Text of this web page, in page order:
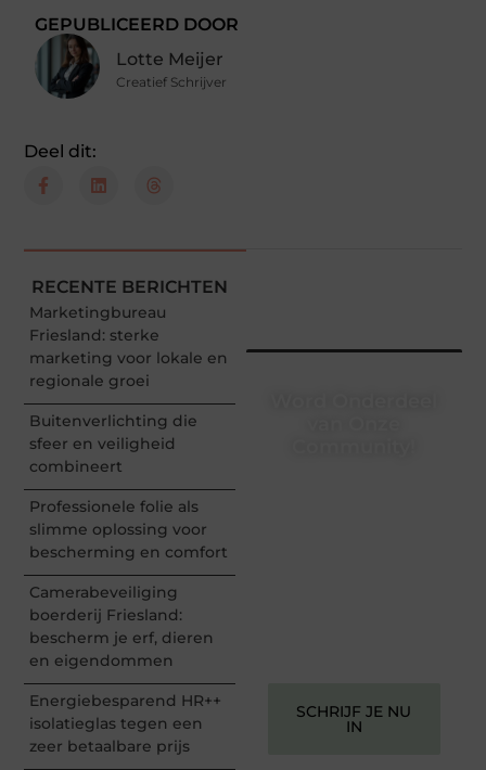
GEPUBLICEERD DOOR
Lotte Meijer
Creatief Schrijver
Deel dit:
RECENTE BERICHTEN
Marketingbureau
Friesland: sterke
marketing voor lokale en
regionale groei
Buitenverlichting die
sfeer en veiligheid
combineert
Professionele folie als
slimme oplossing voor
bescherming en comfort
Camerabeveiliging
boerderij Friesland:
bescherm je erf, dieren
en eigendommen
Energiebesparend HR++
isolatieglas tegen een
zeer betaalbare prijs
SCHRIJF JE NU
IN